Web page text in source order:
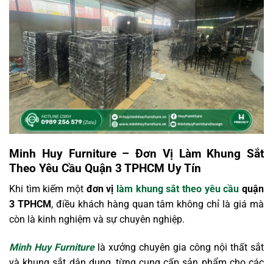
Minh Huy Furniture – Đơn Vị Làm Khung Sắt
Theo Yêu Cầu Quận 3 TPHCM Uy Tín
Khi tìm kiếm một đơn vị làm khung sắt theo yêu cầu quận
3 TPHCM, điều khách hàng quan tâm không chỉ là giá mà
còn là kinh nghiệm và sự chuyên nghiệp.
Minh Huy Furniturelà xưởng chuyên gia công nội thất sắt